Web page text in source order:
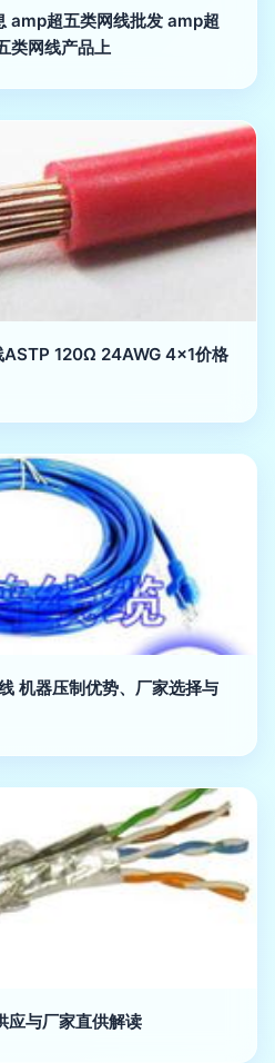
amp超五类网线批发 amp超
类网线产品上
ASTP 120Ω 24AWG 4×1价格
机器压制优势、厂家选择与
应与厂家直供解读